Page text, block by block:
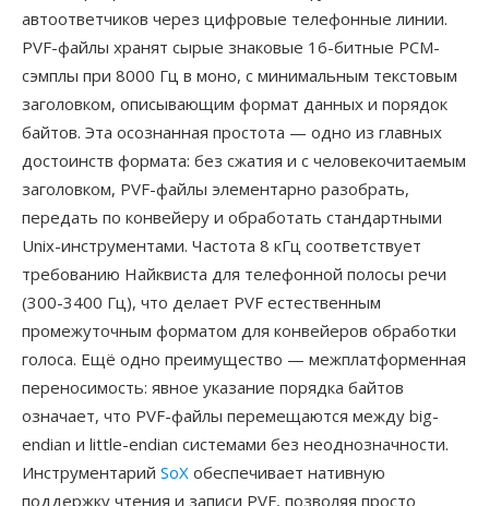
автоответчиков через цифровые телефонные линии.
PVF-файлы хранят сырые знаковые 16-битные PCM-
сэмплы при 8000 Гц в моно, с минимальным текстовым
заголовком, описывающим формат данных и порядок
байтов. Эта осознанная простота — одно из главных
достоинств формата: без сжатия и с человекочитаемым
заголовком, PVF-файлы элементарно разобрать,
передать по конвейеру и обработать стандартными
Unix-инструментами. Частота 8 кГц соответствует
требованию Найквиста для телефонной полосы речи
(300-3400 Гц), что делает PVF естественным
промежуточным форматом для конвейеров обработки
голоса. Ещё одно преимущество — межплатформенная
переносимость: явное указание порядка байтов
означает, что PVF-файлы перемещаются между big-
endian и little-endian системами без неоднозначности.
Инструментарий SoX обеспечивает нативную
поддержку чтения и записи PVF, позволяя просто